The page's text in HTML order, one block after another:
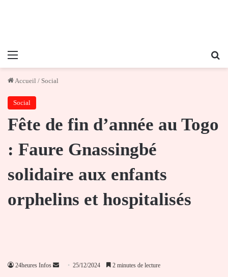
Menu
Accueil / Social
Social
Fête de fin d’année au Togo
: Faure Gnassingbé
solidaire aux enfants
orphelins et hospitalisés
24heures Infos
Envoyer25/12/2024 2 minutes de lecture